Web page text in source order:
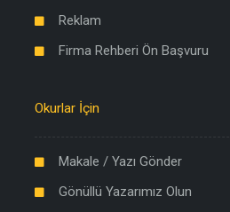
Reklam
Firma Rehberi Ön Başvuru
Okurlar İçin
Makale / Yazı Gönder
Gönüllü Yazarımız Olun